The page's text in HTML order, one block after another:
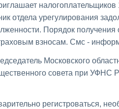
налогоплательщиков
отдела урегулирования
Порядок получения
взносам. Смс -
Московского
совета при УФНС
регистроваться,